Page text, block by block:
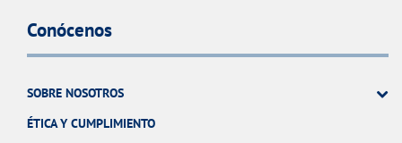
Conócenos
SOBRE NOSOTROS
ÉTICA Y CUMPLIMIENTO